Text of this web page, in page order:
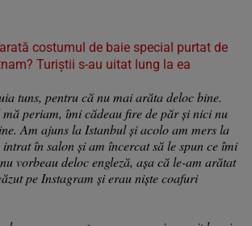
costumul de baie special purtat de
Turiștii s-au uitat lung la ea
tuns, pentru că nu mai arăta deloc bine.
mă periam, îmi cădeau fire de păr și nici nu
Am ajuns la Istanbul și acolo am mers la
în salon și am încercat să le spun ce îmi
vorbeau deloc engleză, așa că le-am arătat
pe Instagram și erau niște coafuri